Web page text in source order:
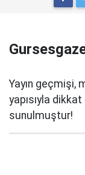
Yayın geçmişi,
yapısıyla
sunulmuştur!